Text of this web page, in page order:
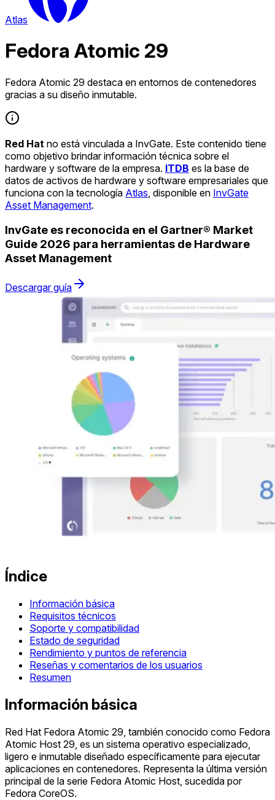
Atlas
Fedora Atomic 29
Fedora Atomic 29 destaca en entornos de contenedores
gracias a su diseño inmutable.
Red Hat no está vinculada a InvGate. Este contenido tiene
como objetivo brindar información técnica sobre el
hardware y software de la empresa. ITDB es la base de
datos de activos de hardware y software empresariales que
funciona con la tecnología Atlas , disponible en InvGate
Asset Management.
InvGate es reconocida en el Gartner® Market
Guide 2026 para herramientas de Hardware
Asset Management
Descargar guía
Índice
Información básica
Requisitos técnicos
Soporte y compatibilidad
Estado de seguridad
Rendimiento y puntos de referencia
Reseñas y comentarios de los usuarios
Resumen
Información básica
Red Hat Fedora Atomic 29, también conocido como Fedora
Atomic Host 29, es un sistema operativo especializado,
ligero e inmutable diseñado específicamente para ejecutar
aplicaciones en contenedores. Representa la última versión
principal de la serie Fedora Atomic Host, sucedida por
Fedora CoreOS.